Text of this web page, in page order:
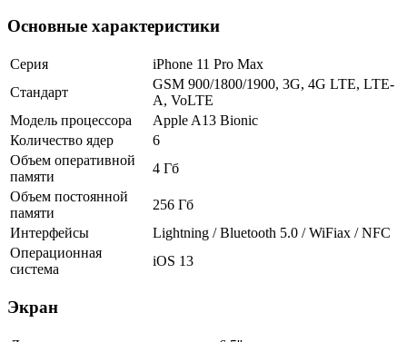
Основные характеристики
Серия
iPhone 11 Pro Max
Стандарт
GSM 900/1800/1900, 3G, 4G LTE, LTE-
A, VoLTE
Модель процессора
Apple A13 Bionic
Количество ядер
6
Объем оперативной
памяти
4 Гб
Объем постоянной
памяти
256 Гб
Интерфейсы
Lightning / Bluetooth 5.0 / WiFiax / NFC
Операционная
система
iOS 13
Экран